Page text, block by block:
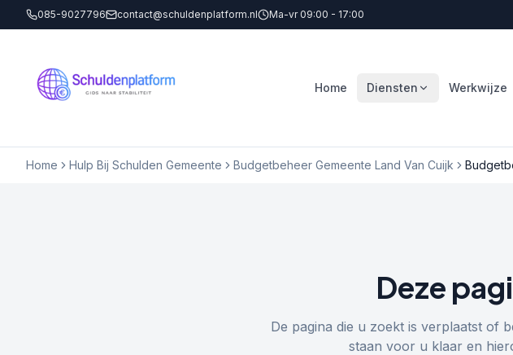
085-9027796 contact@schuldenplatform.nl Ma-vr 09:00 - 17:00
Home Diensten Werkwijze
Home Hulp Bij Schulden Gemeente Budgetbeheer Gemeente Land Van Cuijk
Deze
De pagina die u zoekt is verplaatst of
staan voor u klaar en